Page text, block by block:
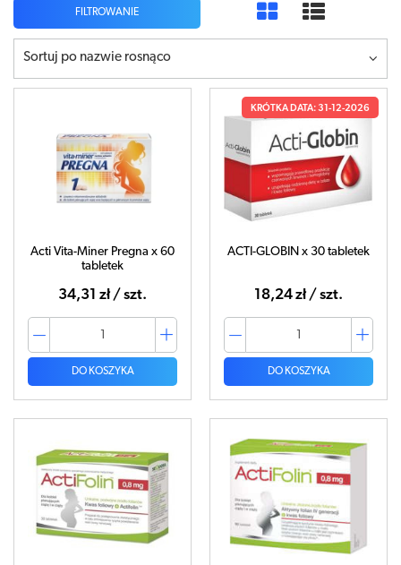
FILTROWANIE
Sortuj po nazwie rosnąco
Acti Vita-Miner Pregna x 60
tabletek
34,31 zł / szt.
DO KOSZYKA
KRÓTKA DATA: 31-12-2026
ACTI-GLOBIN x 30 tabletek
18,24 zł / szt.
DO KOSZYKA